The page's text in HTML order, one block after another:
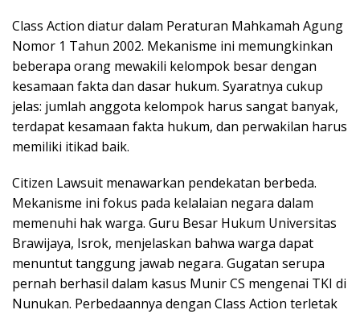
Class Action diatur dalam Peraturan Mahkamah Agung
Nomor 1 Tahun 2002. Mekanisme ini memungkinkan
beberapa orang mewakili kelompok besar dengan
kesamaan fakta dan dasar hukum. Syaratnya cukup
jelas: jumlah anggota kelompok harus sangat banyak,
terdapat kesamaan fakta hukum, dan perwakilan harus
memiliki itikad baik.
Citizen Lawsuit menawarkan pendekatan berbeda.
Mekanisme ini fokus pada kelalaian negara dalam
memenuhi hak warga. Guru Besar Hukum Universitas
Brawijaya, Isrok, menjelaskan bahwa warga dapat
menuntut tanggung jawab negara. Gugatan serupa
pernah berhasil dalam kasus Munir CS mengenai TKI di
Nunukan. Perbedaannya dengan Class Action terletak